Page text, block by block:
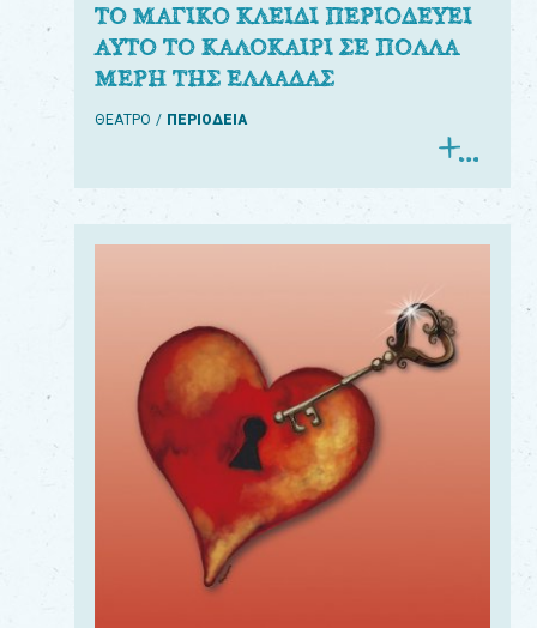
ΤΟ ΜΑΓΙΚΟ ΚΛΕΙΔΙ ΠΕΡΙΟΔΕΥΕΙ
ΑΥΤΟ ΤΟ ΚΑΛΟΚΑΙΡΙ ΣΕ ΠΟΛΛΑ
ΜΕΡΗ ΤΗΣ ΕΛΛΑΔΑΣ
ΘΕΑΤΡΟ ΠΕΡΙΟΔΕΙΑ